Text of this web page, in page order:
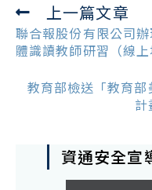
Read
more
articles
上一篇文章
聯合報股份有限公司
體識讀教師研習（線上
教育部檢送「教育
計
資通安全宣